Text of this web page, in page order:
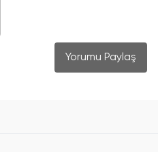
Yorumu Paylaş